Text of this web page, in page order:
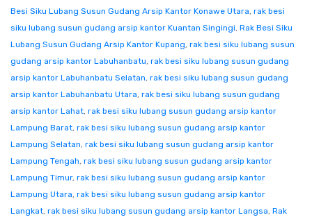
Besi Siku Lubang Susun Gudang Arsip Kantor Konawe Utara, rak besi
siku lubang susun gudang arsip kantor Kuantan Singingi, Rak Besi Siku
Lubang Susun Gudang Arsip Kantor Kupang, rak besi siku lubang susun
gudang arsip kantor Labuhanbatu, rak besi siku lubang susun gudang
arsip kantor Labuhanbatu Selatan, rak besi siku lubang susun gudang
arsip kantor Labuhanbatu Utara, rak besi siku lubang susun gudang
arsip kantor Lahat, rak besi siku lubang susun gudang arsip kantor
Lampung Barat, rak besi siku lubang susun gudang arsip kantor
Lampung Selatan, rak besi siku lubang susun gudang arsip kantor
Lampung Tengah, rak besi siku lubang susun gudang arsip kantor
Lampung Timur, rak besi siku lubang susun gudang arsip kantor
Lampung Utara, rak besi siku lubang susun gudang arsip kantor
Langkat, rak besi siku lubang susun gudang arsip kantor Langsa, Rak